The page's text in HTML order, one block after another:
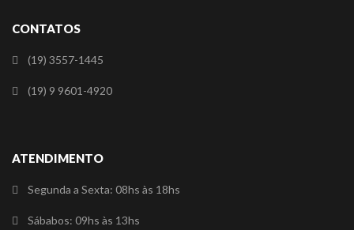
CONTATOS
(19) 3557-1445
(19) 9 9601-4920
ATENDIMENTO
Segunda a Sexta: 08hs às 18hs
Sábabos: 09hs às 13hs